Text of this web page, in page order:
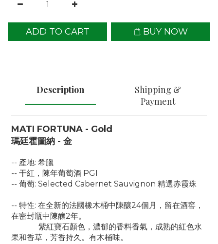
ADD TO CART BUY NOW
Description
Shipping &
Payment
MATI FORTUNA - Gold
瑪廷霍圖納 - 金
-- 產地: 希臘
-- 干紅，陳年葡萄酒 PGI
-- 葡萄: Selected Cabernet Sauvignon 精選赤霞珠
-- 特性: 在全新的法國橡木桶中陳釀24個月，留在酒窖，
在密封瓶中陳釀2年。
紫紅寶石顏色，濃郁的香料香氣，成熟的紅色水
果和香草，芳香持久。有木桶味。